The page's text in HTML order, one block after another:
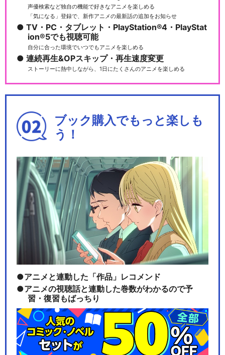
声優検索など独自の機能で好きなアニメを楽しめる
「気になる」登録で、新作アニメの最新話の追加をお知らせ
TV・PC・タブレット・PlayStation®4・PlayStat
ion®5でも視聴可能
自分に合った環境でいつでもアニメを楽しめる
連続再生&OPスキップ・再生速度変更
ストーリーに熱中しながら、1日にたくさんのアニメを楽しめる
ブック購入でもっと楽しも
う！
アニメと連動した「作品」レコメンド
アニメの視聴話と連動した巻数がわかるので予
習・復習もばっちり